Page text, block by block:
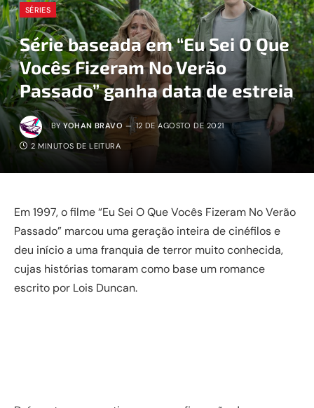
SÉRIES
Série baseada em “Eu Sei O Que
Vocês Fizeram No Verão
Passado” ganha data de estreia
BY YOHAN BRAVO 12 DE AGOSTO DE 2021
2 MINUTOS DE LEITURA
Em 1997, o filme “Eu Sei O Que Vocês Fizeram No Verão
Passado” marcou uma geração inteira de cinéfilos e
deu início a uma franquia de terror muito conhecida,
cujas histórias tomaram como base um romance
escrito por Lois Duncan.